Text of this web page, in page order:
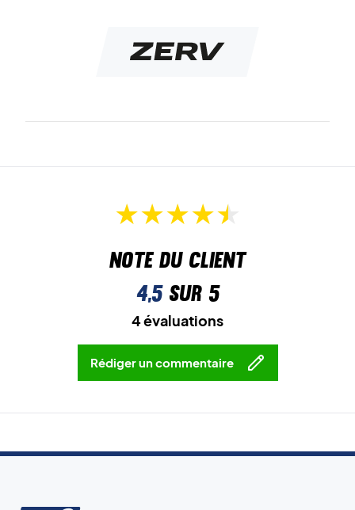
Note du client
4,5sur 5
4 évaluations
Rédiger un commentaire